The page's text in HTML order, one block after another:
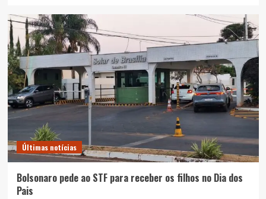
Últimas notícias
Bolsonaro pede ao STF para receber os filhos no Dia dos
Pais